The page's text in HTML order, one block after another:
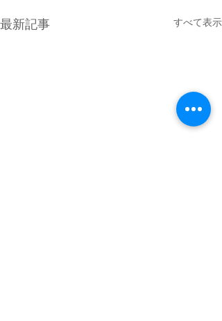
最新記事 すべて表示